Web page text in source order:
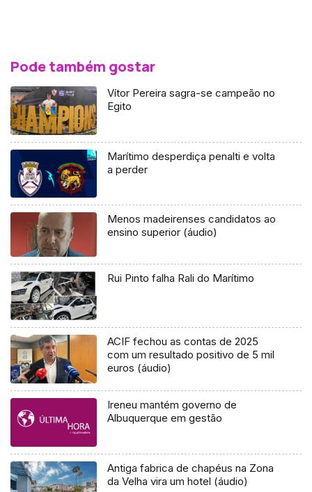
Pode também gostar
Vítor Pereira sagra-se campeão no
Egito
Marítimo desperdiça penalti e volta
a perder
Menos madeirenses candidatos ao
ensino superior (áudio)
Rui Pinto falha Rali do Marítimo
ACIF fechou as contas de 2025
com um resultado positivo de 5 mil
euros (áudio)
Ireneu mantém governo de
Albuquerque em gestão
Antiga fabrica de chapéus na Zona
da Velha vira um hotel (áudio)